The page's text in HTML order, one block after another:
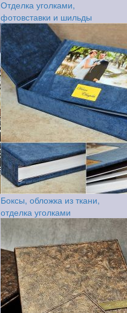
Отделка уголками,
фотовставки и шильды
Боксы, обложка из ткани,
отделка уголками